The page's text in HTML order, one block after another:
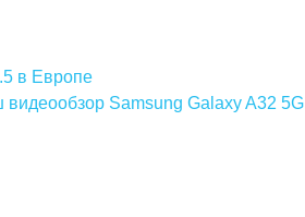
в Европе
Samsung Galaxy A32 5G